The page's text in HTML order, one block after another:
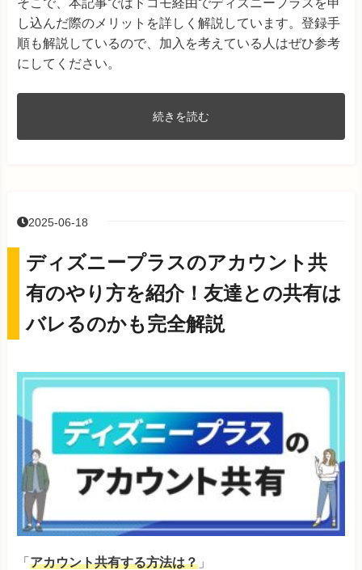
そこで、本記事ではドコモ経由でディズニープラスを申
し込んだ際のメリットを詳しく解説しています。登録手
順も解説しているので、加入を考えている人はぜひ参考
にしてください。
続きを読む
2025-06-18
ディズニープラスのアカウント共
有のやり方を紹介！友達との共有は
バレるのかも完全解説
「 アカウント共有する方法は？ 」